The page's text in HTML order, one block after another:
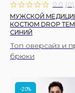
0.0 (0)
МУЖСКОЙ
КОСТЮМ DROP
СИНИЙ
Топ оверсайз и
брюки
-20%